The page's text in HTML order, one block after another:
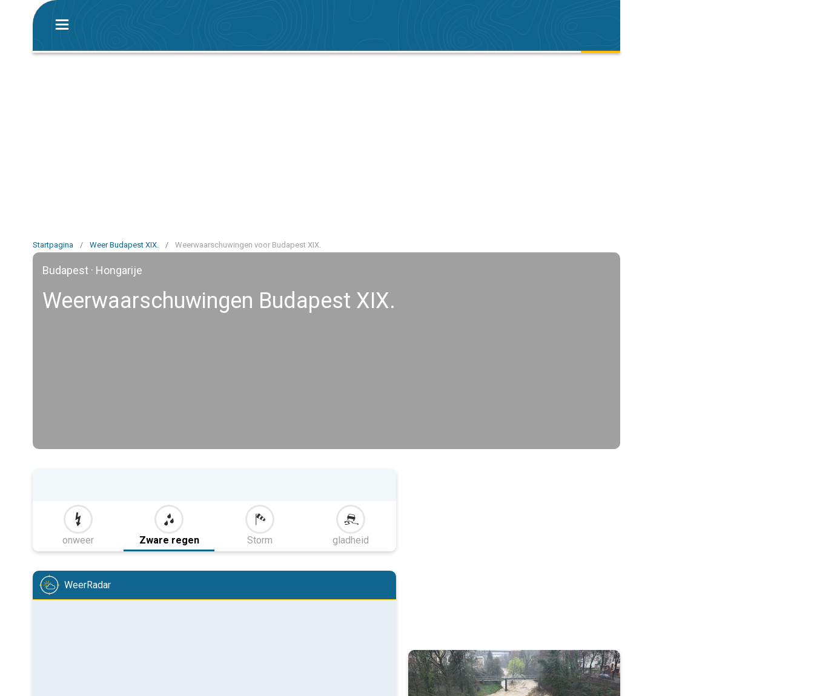
Startpagina / Weer Budapest XIX. / Weerwaarschuwingen voor Budapest XIX.
Budapest · Hongarije
Weerwaarschuwingen Budapest XIX.
onweer Zware regen Storm gladheid
WeerRadar
Auto's vast in watermassa's. Overstromingen Toscane. . .